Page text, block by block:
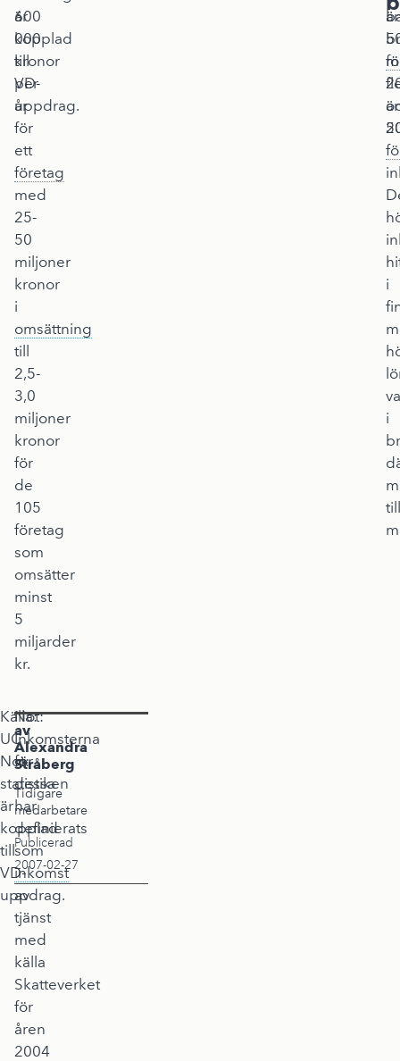
är
kopplad
till
VD-
uppdrag.
600
000
kronor
per
år
för
ett
företag
med
25-
50
miljoner
kronor
i
omsättning
till
2,5-
3,0
miljoner
kronor
för
de
105
företag
som
omsätter
minst
5
miljarder
kr.
i
i
Källa:
UC
Not:
statistiken
är
kopplad
till
VD-
uppdrag.
Not:
Inkomsterna
för
dessa
har
definierats
som
inkomst
av
tjänst
med
källa
Skatteverket
för
åren
2004
av
Alexandra
Stråberg
Tidigare
medarbetare
Publicerad
2007-02-27